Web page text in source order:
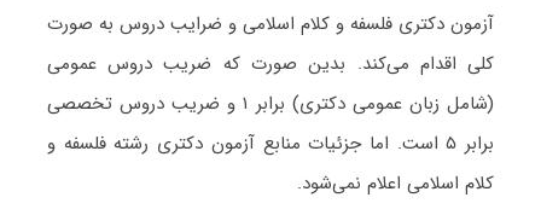
آزمون دکتری فلسفه و کلام اسلامی و ضرایب دروس به صورت
کلی اقدام می‌کند. بدین صورت که ضریب دروس عمومی
(شامل زبان عمومی دکتری) برابر ۱ و ضریب دروس تخصصی
برابر ۵ است
. اما جزئیات منابع آزمون دکتری رشته فلسفه و
کلام اسلامی اعلام نمی‌شود.